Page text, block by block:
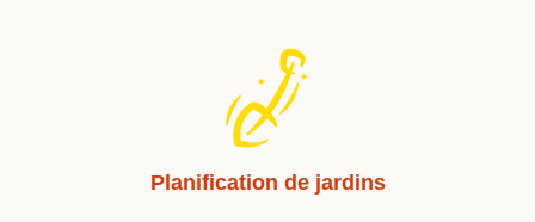
Planification de jardins